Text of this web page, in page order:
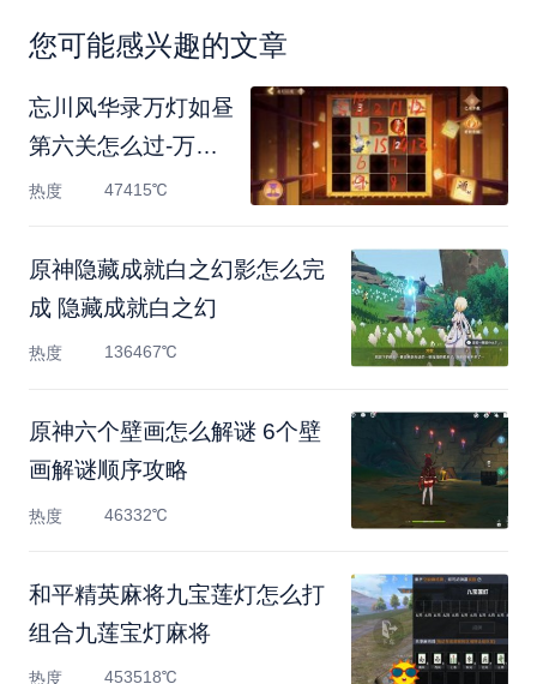
您可能感兴趣的文章
忘川风华录万灯如昼
第六关怎么过-万灯
如昼第六
热度 47415℃
原神隐藏成就白之幻影怎么完
成 隐藏成就白之幻
热度 136467℃
原神六个壁画怎么解谜 6个壁
画解谜顺序攻略
热度 46332℃
和平精英麻将九宝莲灯怎么打
组合九莲宝灯麻将
热度 453518℃